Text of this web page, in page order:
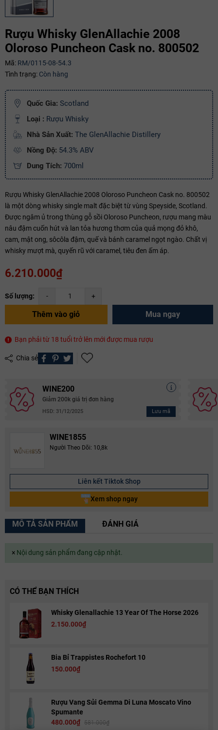
Rượu Whisky GlenAllachie 2008
Oloroso Puncheon Cask no. 800502
Mã: RM/0115-08-54.3
Tình trạng: Còn hàng
Quốc Gia: Scotland
Loại : Rượu Whisky
Nhà Sản Xuất: The GlenAllachie Distillery
Nồng Độ: 54.3% ABV
Dung Tích: 700ml
Rượu Whisky GlenAllachie 2008 Oloroso Puncheon Cask no. 800502
là một dòng whisky single malt đặc biệt từ vùng Speyside, Scotland.
Được ngâm ủ trong thùng gỗ sồi Oloroso Puncheon, rượu mang màu
nâu đậm cuốn hút và lan tỏa hương thơm của quả mọng đỏ khô,
cam, mật ong, sôcôla đậm, quế và bánh caramel ngọt ngào. Chất vị
whisky mượt mà, quyến rũ với caramel, tiêu đen ấm áp.
6.210.000₫
Số lượng: - +
Thêm vào giỏ Mua ngay
Bạn phải từ 18 tuổi trở lên mới được mua rượu
Chia sẻ
WINE200
Giảm 200k giá trị đơn hàng
HSD: 31/12/2025 Lưu mã
Mã giảm giá:
Ngày hết hạn:
Điều kiện:
Copy mã và nhập mã ở trangTHANH TOÁNbạn nhé!
WINE1855
Người Theo Dõi: 10,8k
Liên kết Tiktok Shop
Xem shop ngay
MÔ TẢ SẢN PHẨM ĐÁNH GIÁ
×Nội dung sản phẩm đang cập nhật.
CÓ THỂ BẠN THÍCH
Whisky Glenallachie 13 Year Of The Horse 2026
2.150.000₫
Bia Bỉ Trappistes Rochefort 10
150.000₫
Rượu Vang Sủi Gemma Di Luna Moscato Vino
Spumante
480.000₫ 581.000₫